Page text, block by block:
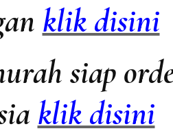
klik disini
siap
klik disini